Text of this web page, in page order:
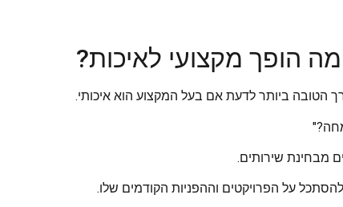
הופך מקצועי לאיכות?
הטובה ביותר לדעת אם בעל המקצוע הוא איכותי.
מבחינת שירותים.
על הפרויקטים וההפניות הקודמים שלו.